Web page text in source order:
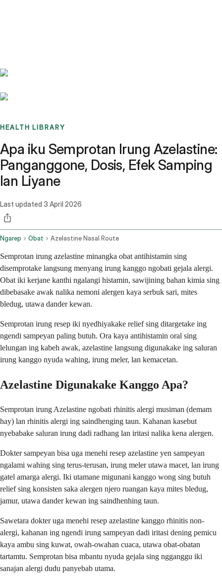
HEALTH LIBRARY
Apa iku Semprotan Irung Azelastine:
Panganggone, Dosis, Efek Samping
lan Liyane
Last updated 3 April 2026
Ngarep Obat Azelastine Nasal Route
Semprotan irung azelastine minangka obat antihistamin sing
disemprotake langsung menyang irung kanggo ngobati gejala alergi.
Obat iki kerjane kanthi ngalangi histamin, sawijining bahan kimia sing
dibebasake awak nalika nemoni alergen kaya serbuk sari, mites
bledug, utawa dander kewan.
Semprotan irung resep iki nyedhiyakake relief sing ditargetake ing
ngendi sampeyan paling butuh. Ora kaya antihistamin oral sing
lelungan ing kabeh awak, azelastine langsung digunakake ing saluran
irung kanggo nyuda wahing, irung meler, lan kemacetan.
Azelastine Digunakake Kanggo Apa?
Semprotan irung Azelastine ngobati rhinitis alergi musiman (demam
hay) lan rhinitis alergi ing saindhenging taun. Kahanan kasebut
nyebabake saluran irung dadi radhang lan iritasi nalika kena alergen.
Dokter sampeyan bisa uga menehi resep azelastine yen sampeyan
ngalami wahing sing terus-terusan, irung meler utawa macet, lan irung
gatel amarga alergi. Iki utamane migunani kanggo wong sing butuh
relief sing konsisten saka alergen njero ruangan kaya mites bledug,
jamur, utawa dander kewan ing saindhenhing taun.
Sawetara dokter uga menehi resep azelastine kanggo rhinitis non-
alergi, kahanan ing ngendi irung sampeyan dadi iritasi dening pemicu
kaya ambu sing kuwat, owah-owahan cuaca, utawa obat-obatan
tartamtu. Semprotan bisa mbantu nyuda gejala sing ngganggu iki
sanajan alergi dudu panyebab utama.